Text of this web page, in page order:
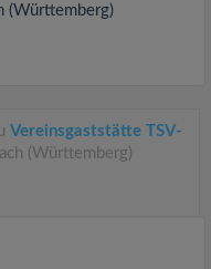
(Württemberg)
Vereinsgaststätte TSV-
(Württemberg)